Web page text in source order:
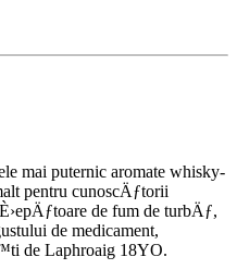
mai puternic aromate whisky-
pentru cunoscÄƒtorii
de fum de turbÄƒ,
de medicament,
de Laphroaig 18YO.